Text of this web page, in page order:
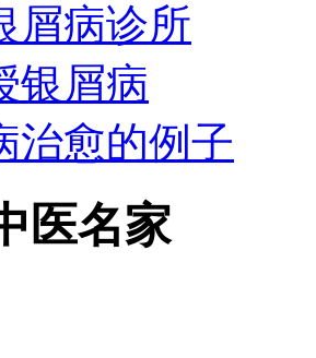
屑病诊所
银屑病
治愈的例子
医名家